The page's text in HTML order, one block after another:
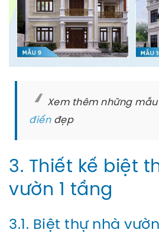
Xem thêm những mẫu
điểnđẹp
3. Thiết kế biệt
vườn 1 tầng
3.1. Biệt thự nhà